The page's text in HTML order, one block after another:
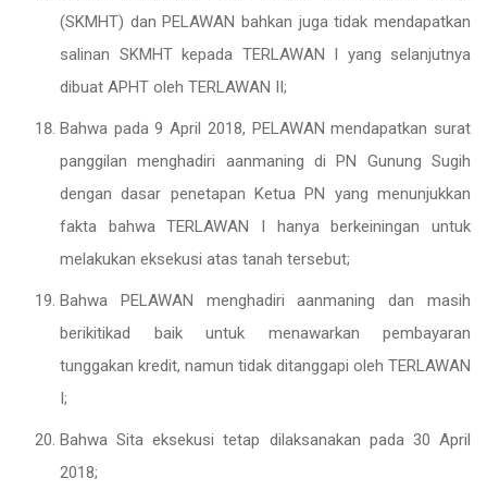
(SKMHT) dan PELAWAN bahkan juga tidak mendapatkan
salinan SKMHT kepada TERLAWAN I yang selanjutnya
dibuat APHT oleh TERLAWAN II;
Bahwa pada 9 April 2018, PELAWAN mendapatkan surat
panggilan menghadiri aanmaning di PN Gunung Sugih
dengan dasar penetapan Ketua PN yang menunjukkan
fakta bahwa TERLAWAN I hanya berkeiningan untuk
melakukan eksekusi atas tanah tersebut;
Bahwa PELAWAN menghadiri aanmaning dan masih
berikitikad baik untuk menawarkan pembayaran
tunggakan kredit, namun tidak ditanggapi oleh TERLAWAN
I;
Bahwa Sita eksekusi tetap dilaksanakan pada 30 April
2018;